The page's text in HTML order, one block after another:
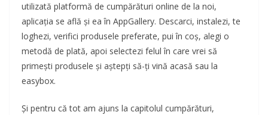
utilizată platformă de cumpărături online de la noi,
aplicația se află și ea în AppGallery. Descarci, instalezi, te
loghezi, verifici produsele preferate, pui în coș, alegi o
metodă de plată, apoi selectezi felul în care vrei să
primești produsele și aștepți să-ți vină acasă sau la
easybox.
Și pentru că tot am ajuns la capitolul cumpărături,